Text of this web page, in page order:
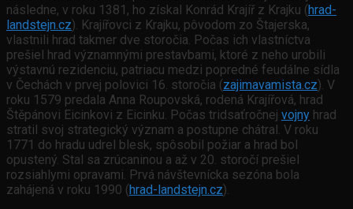
následne, v roku 1381, ho získal Konrád Krajíř z Krajku (hrad-
landstejn.cz). Krajířovci z Krajku, pôvodom zo Štajerska,
vlastnili hrad takmer dve storočia. Počas ich vlastníctva
prešiel hrad významnými prestavbami, ktoré z neho urobili
výstavnú rezidenciu, patriacu medzi popredné feudálne sídla
v Čechách v prvej polovici 16. storočia (zajimavamista.cz). V
roku 1579 predala Anna Roupovská, rodená Krajířová, hrad
Štěpánovi Eicinkovi z Eicinku. Počas tridsaťročnej vojny hrad
stratil svoj strategický význam a postupne chátral. V roku
1771 do hradu udrel blesk, spôsobil požiar a hrad bol
opustený. Stal sa zrúcaninou a až v 20. storočí prešiel
rozsiahlymi opravami. Prvá návštevnícka sezóna bola
zahájená v roku 1990 (hrad-landstejn.cz).